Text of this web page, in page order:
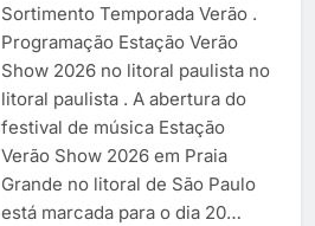
Sortimento Temporada Verão .
Programação Estação Verão
Show 2026 no litoral paulista no
litoral paulista . A abertura do
festival de música Estação
Verão Show 2026 em Praia
Grande no litoral de São Paulo
está marcada para o dia 20…